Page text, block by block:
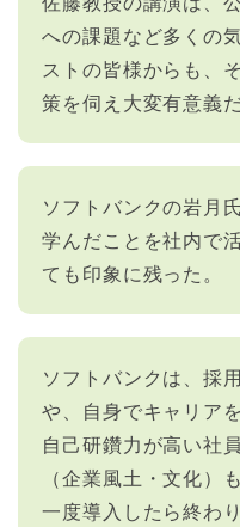
への課題など多くの
ストの皆様からも、
策を伺え大変有意義だ
ソフトバンクの岩月
学んだことを社内で
ても印象に残った。
ソフトバンクは、採
や、自身でキャリア
自己研鑽力が高い社
（企業風土・文化）
一度導入したら終わ